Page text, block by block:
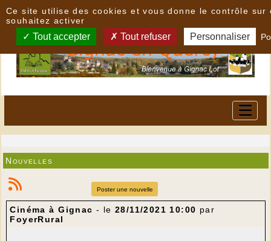
Nouvelles
Poster une nouvelle
Cinéma à Gignac - le 28/11/2021 10:00 par
FoyerRural
Ce site utilise des cookies et vous donne le contrôle sur
souhaitez activer
Tout accepter Tout refuser Personnaliser